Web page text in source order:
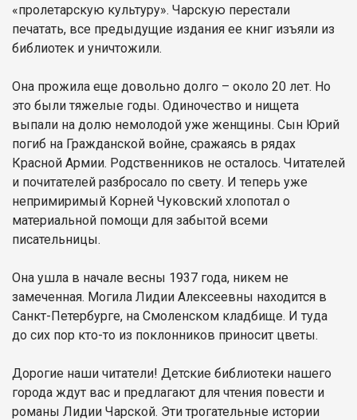
«пролетарскую культуру». Чарскую перестали
печатать, все предыдущие издания ее книг изъяли из
библиотек и уничтожили.
Она прожила еще довольно долго – около 20 лет. Но
это были тяжелые годы. Одиночество и нищета
выпали на долю немолодой уже женщины. Сын Юрий
погиб на Гражданской войне, сражаясь в рядах
Красной Армии. Родственников не осталось. Читателей
и почитателей разбросало по свету. И теперь уже
непримиримый Корней Чуковский хлопотал о
материальной помощи для забытой всеми
писательницы.
Она ушла в начале весны 1937 года, никем не
замеченная. Могила Лидии Алексеевны находится в
Санкт-Петербурге, на Смоленском кладбище. И туда
до сих пор кто-то из поклонников приносит цветы.
Дорогие наши читатели! Детские библиотеки нашего
города ждут вас и предлагают для чтения повести и
романы Лидии Чарской. Эти трогательные истории